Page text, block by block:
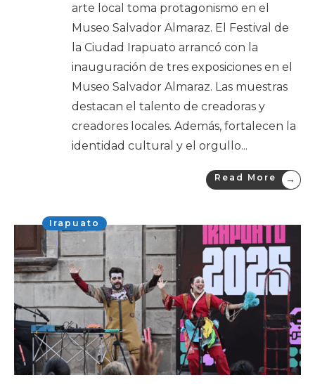
arte local toma protagonismo en el
Museo Salvador Almaraz. El Festival de
la Ciudad Irapuato arrancó con la
inauguración de tres exposiciones en el
Museo Salvador Almaraz. Las muestras
destacan el talento de creadoras y
creadores locales. Además, fortalecen la
identidad cultural y el orgullo...
Read More →
Irapuato